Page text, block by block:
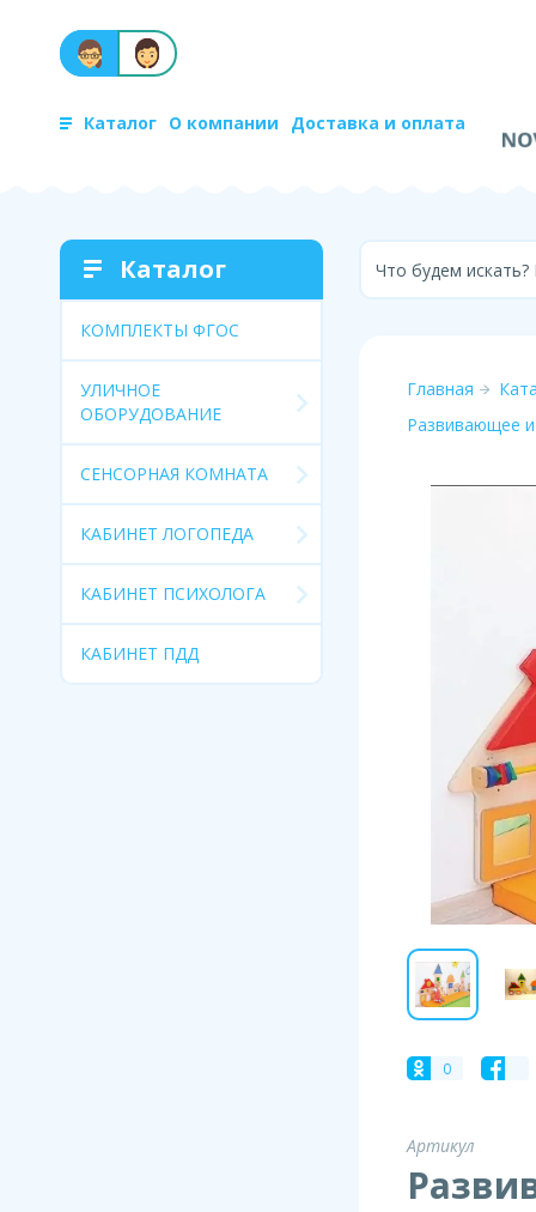
Каталог О компании Доставка и оплата
Каталог
КОМПЛЕКТЫ ФГОС
УЛИЧНОЕ
ОБОРУДОВАНИЕ
СЕНСОРНАЯ КОМНАТА
КАБИНЕТ ЛОГОПЕДА
КАБИНЕТ ПСИХОЛОГА
КАБИНЕТ ПДД
Что будем
Главная
Развивающее
0
Артикул